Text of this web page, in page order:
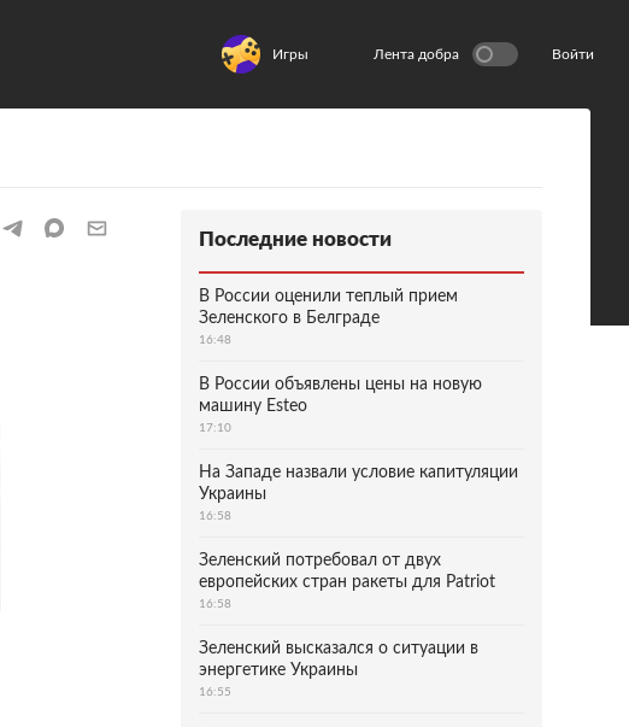
Игры Лента добра Войти
Последние новости
В России оценили теплый прием
Зеленского в Белграде
16:48
В России объявлены цены на новую
машину Esteo
17:10
На Западе назвали условие капитуляции
Украины
16:58
Зеленский потребовал от двух
европейских стран ракеты для Patriot
16:58
Зеленский высказался о ситуации в
энергетике Украины
16:55